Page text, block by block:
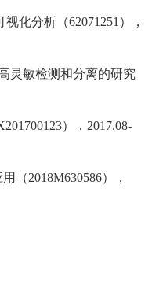
视化分析（62071251 ），
灵敏检测和分离的研究
）， 2017.08-
（2018M630586），